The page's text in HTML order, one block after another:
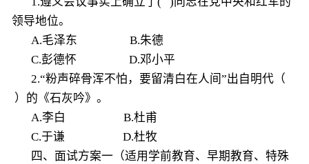
领导地位。
A.毛泽东 B.朱德
C.彭德怀 D.邓小平
2.“粉声碎骨浑不怕，要留清白在人间”出自明代（
）的《石灰吟》。
A.李白 B.杜甫
C.于谦 D.杜牧
四、面试方案一（适用学前教育、早期教育、特殊